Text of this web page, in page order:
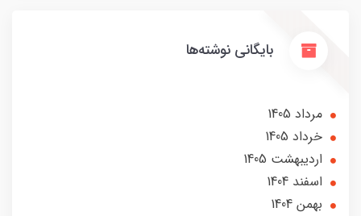
بایگانی نوشته‌ها
مرداد 1405
خرداد 1405
ارديبهشت 1405
اسفند 1404
بهمن 1404